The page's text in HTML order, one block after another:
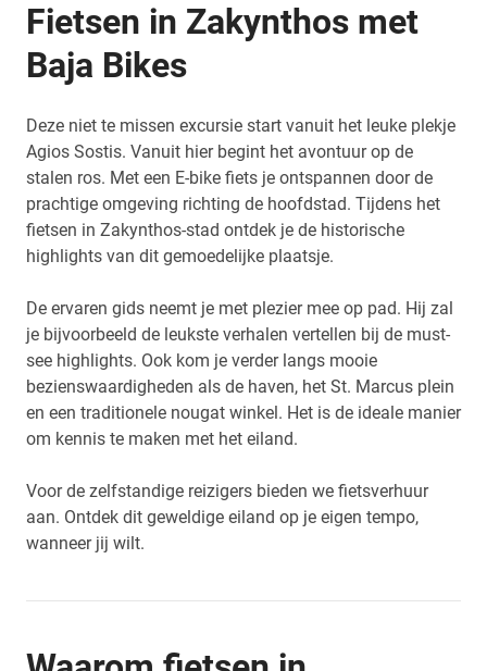
Fietsen in Zakynthos met
Baja Bikes
Deze niet te missen excursie start vanuit het leuke plekje
Agios Sostis. Vanuit hier begint het avontuur op de
stalen ros. Met een E-bike fiets je ontspannen door de
prachtige omgeving richting de hoofdstad. Tijdens het
fietsen in Zakynthos-stad ontdek je de historische
highlights van dit gemoedelijke plaatsje.
De ervaren gids neemt je met plezier mee op pad. Hij zal
je bijvoorbeeld de leukste verhalen vertellen bij de must-
see highlights. Ook kom je verder langs mooie
bezienswaardigheden als de haven, het St. Marcus plein
en een traditionele nougat winkel. Het is de ideale manier
om kennis te maken met het eiland.
Voor de zelfstandige reizigers bieden we fietsverhuur
aan. Ontdek dit geweldige eiland op je eigen tempo,
wanneer jij wilt.